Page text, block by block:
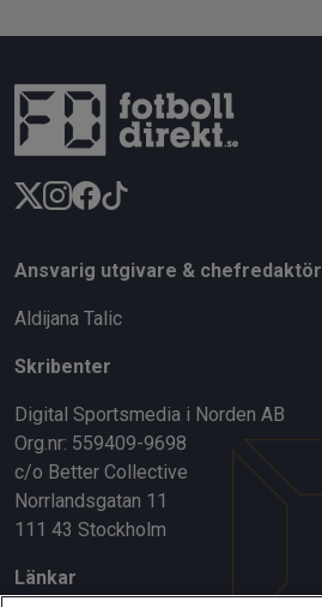
Ansvarig utgivare & chefredaktör
Aldijana Talic
Skribenter
Digital Sportsmedia i Norden AB
Org.nr: 559409-9698
c/o Better Collective
Norrlandsgatan 11
111 43 Stockholm
Länkar